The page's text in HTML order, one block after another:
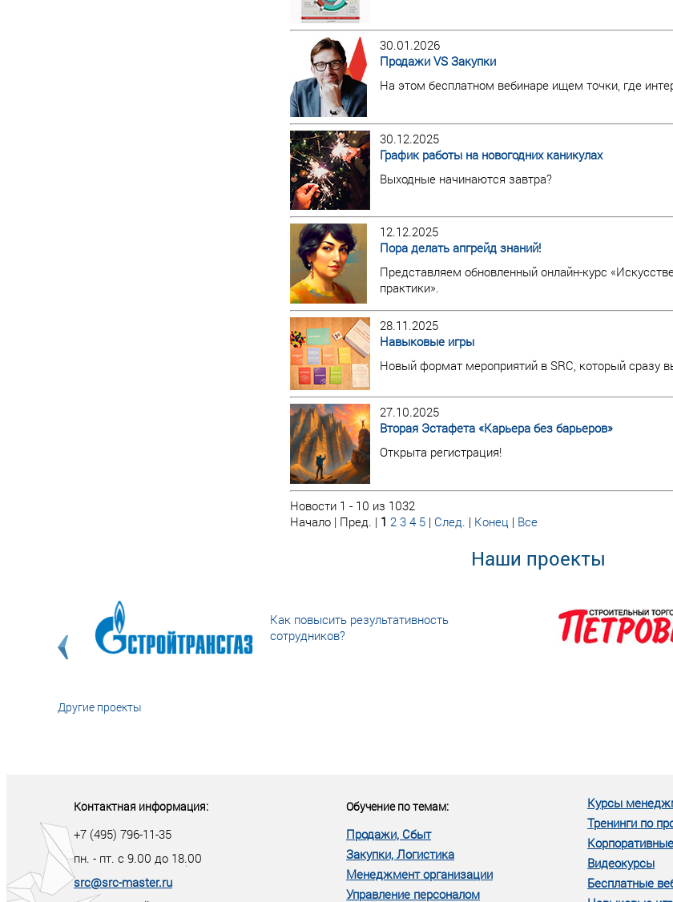
30.01.2026
Продажи VS Закупки
На этом бесплатном вебинаре ищем точки, где
30.12.2025
График работы на новогодних каникулах
Выходные начинаются завтра?
12.12.2025
Пора делать апгрейд знаний!
Представляем обновленный онлайн-курс
практики».
28.11.2025
Навыковые игры
Новый формат мероприятий в SRC, который сразу
27.10.2025
Вторая Эстафета «Карьера без барьеров»
Открыта регистрация!
Новости 1 - 10 из 1032
Начало | Пред. | 1 2 3 4 5 | След. | Конец | Все
Наши проекты
Как повысить результативность
сотрудников?
Другие проекты
Контактная информация:
+7 (495) 796-11-35
пн. - пт. с 9.00 до 18.00
src@src-master.ru
Обучение по темам:
Продажи, Сбыт
Закупки, Логистика
Менеджмент организации
Управление персоналом
Курсы
Тренинги по
Видеокурсы
Бесплатные